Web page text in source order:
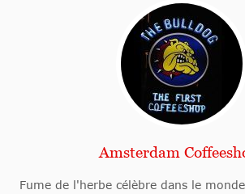
Amsterdam
Fume de l'herbe célèbre dans le